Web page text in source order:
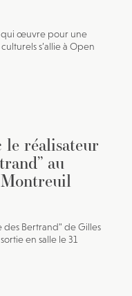
qui œuvre pour une
s’allie à Open
le réalisateur
au
des Bertrand" de Gilles
en salle le 31